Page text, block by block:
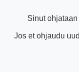
Sinut
Jos et ohjaudu